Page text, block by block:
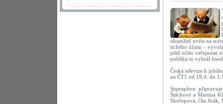
okamžitě uvést na
tichého úžasu -
ještě očím veřejnosti
publika to vyhrál
Česká televize k
na ČT1 od 19.4. do
Supraphon
Štáchové a Martina
Skořepová, Ota Jirák,